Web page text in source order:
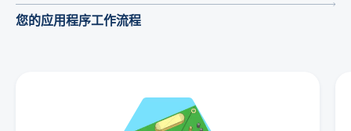
您的应用程序工作流程